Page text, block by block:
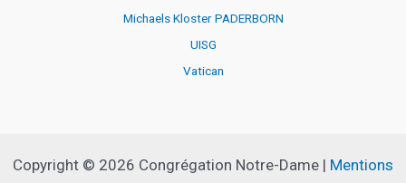
Michaels Kloster PADERBORN
UISG
Vatican
Copyright © 2026 Congrégation Notre-Dame | Mentions